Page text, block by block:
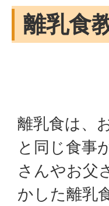
離乳食
離乳食は、
と同じ食事
さんやお父
かした離乳